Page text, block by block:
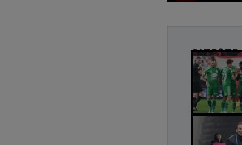
CITEȘTE